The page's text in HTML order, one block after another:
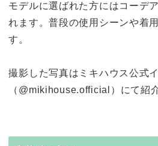
モデルに選ばれた方にはコーデ
れます。普段の使⽤シーンや着
す。
撮影した写真はミキハウス公式
（@mikihouse.official）にて紹